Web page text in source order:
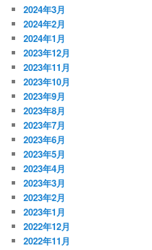
2024年3月
2024年2月
2024年1月
2023年12月
2023年11月
2023年10月
2023年9月
2023年8月
2023年7月
2023年6月
2023年5月
2023年4月
2023年3月
2023年2月
2023年1月
2022年12月
2022年11月